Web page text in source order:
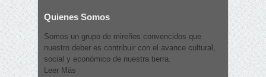
Quienes Somos
Somos un grupo de mireños convencidos que
nuestro deber es contribuir con el avance cultural,
social y económico de nuestra tierra.
Leer Más